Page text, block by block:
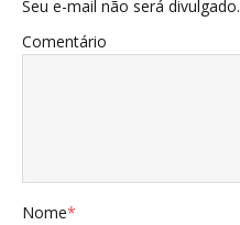
Seu e-mail não será divulgado.
Comentário
Nome*